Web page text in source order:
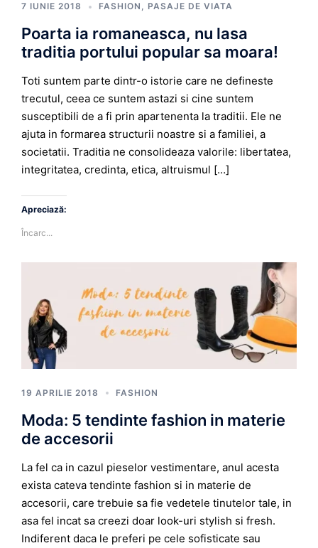
7 IUNIE 2018 FASHION , PASAJE DE VIATA
Poarta ia romaneasca, nu lasa
traditia portului popular sa moara!
Toti suntem parte dintr-o istorie care ne defineste
trecutul, ceea ce suntem astazi si cine suntem
susceptibili de a fi prin apartenenta la traditii. Ele ne
ajuta in formarea structurii noastre si a familiei, a
societatii. Traditia ne consolideaza valorile: libertatea,
integritatea, credinta, etica, altruismul […]
Apreciază:
Încarc...
19 APRILIE 2018 FASHION
Moda: 5 tendinte fashion in materie
de accesorii
La fel ca in cazul pieselor vestimentare, anul acesta
exista cateva tendinte fashion si in materie de
accesorii, care trebuie sa fie vedetele tinutelor tale, in
asa fel incat sa creezi doar look-uri stylish si fresh.
Indiferent daca le preferi pe cele sofisticate sau